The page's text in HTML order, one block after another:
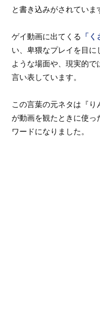
と書き込みがされていま
ゲイ動画に出てくる 「く
い、卑猥なプレイを目に
ような場面や、現実的
言い表しています。
この言葉の元ネタは『
が動画を観たときに使っ
ワードになりました。